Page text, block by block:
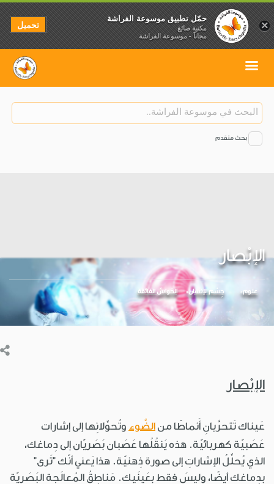
بحث متقدم
الإبْصار
علوم جِسْم الإنسان الحَواسّ الفائقة
الإبْصار
عَيناك تَتحرَّيانِ أَنماطًا من الضَّوء وتُحوِّلانِها إلى إشارات
عَصَبيّة كهربائيّة. هذه يَنقُلُها عَصَبان بَصَريّان إلى دِماغك،
الذي يُحلِّلُ الإشاراتِ إلى صورة ذِهنيّة. هذا يَعني أنّك "تَرى"
بدِماغك أيضًا، وليسَ فقط بعَينَيك. مَناطِقُ المُعالَجة البَصَريّة
×
حمّل تطبيق موسوعة الفراشة
مكتبة صائغ
مجاناً - موسوعة الفراشة
تحميل